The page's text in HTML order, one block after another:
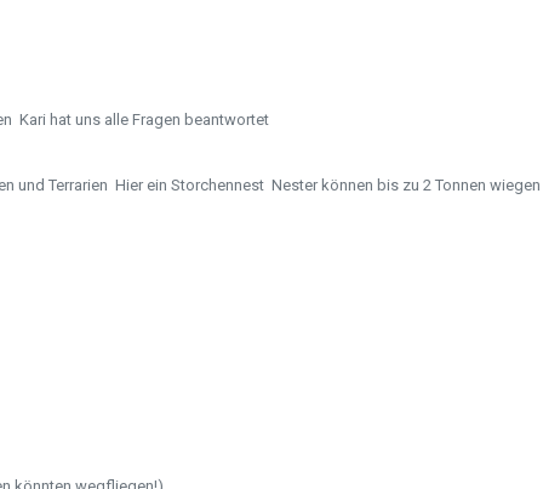
Kari hat uns alle Fragen beantwortet
und Terrarien Hier ein Storchennest Nester können bis zu 2 Tonnen wiegen